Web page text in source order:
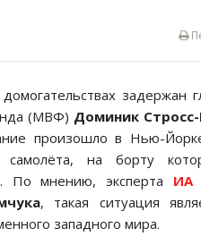
задержан
(МВФ) Доминик
произошло в Нью-
на борту
По мнению, эксперта ИА
, такая ситуация
западного мира.